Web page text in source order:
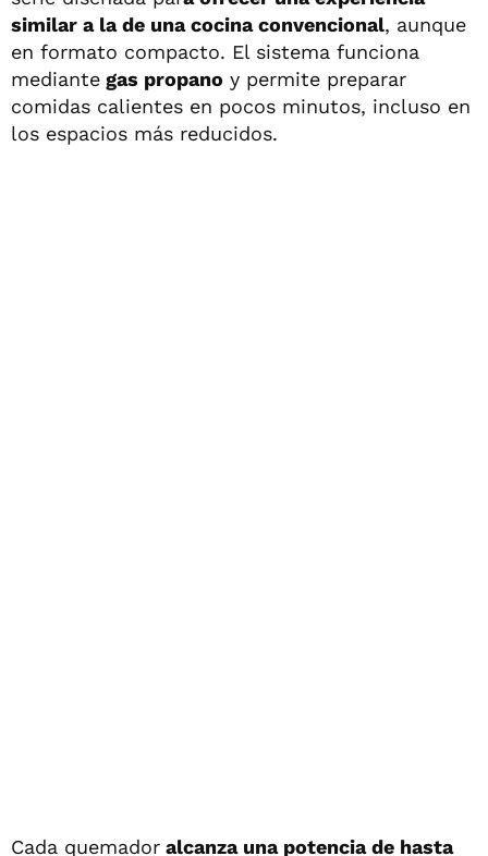
similar a la de una cocina convencional, aunque
en formato compacto. El sistema funciona
mediante gas propano y permite preparar
comidas calientes en pocos minutos, incluso en
los espacios más reducidos.
Cada quemador alcanza una potencia de hasta